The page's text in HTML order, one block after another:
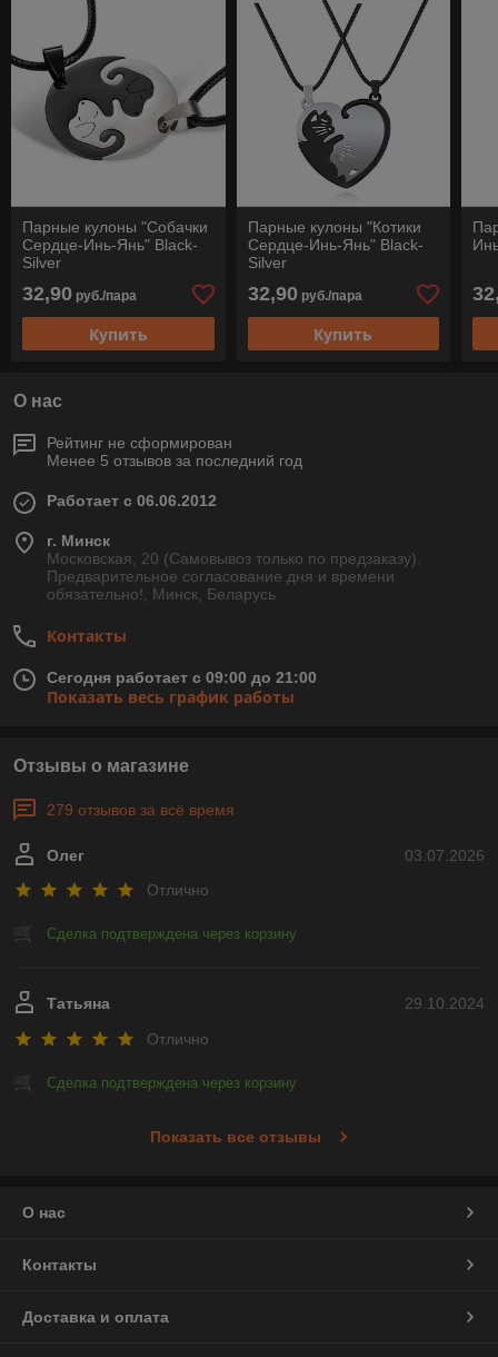
Парные кулоны "Собачки
Сердце-Инь-Янь" Black-
Silver
32,90 руб./пара
Купить
Парные кулоны "Котики
Сердце-Инь-Янь" Black-
Silver
32,90 руб./пара
Купить
О нас
Рейтинг не сформирован
Менее 5 отзывов за последний год
Работает с 06.06.2012
г. Минск
Московская, 20 (Самовывоз только по предзаказу).
Предварительное согласование дня и времени
обязательно!, Минск, Беларусь
Контакты
Сегодня работает с 09:00 до 21:00
Показать весь график работы
Отзывы о магазине
279 отзывов за всё время
03.07.2026
Олег
Отлично
Сделка подтверждена через корзину
29.10.2024
Татьяна
Отлично
Сделка подтверждена через корзину
Показать все отзывы
О нас
Контакты
Доставка и оплата